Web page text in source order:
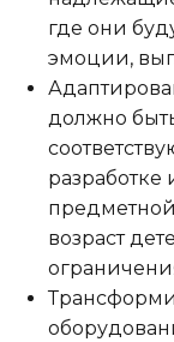
где они
эмоции,
должно
возраст